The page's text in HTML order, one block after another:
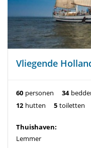
Vliegende
60 personen 34
12 hutten 5 toiletten
Thuishaven:
Lemmer